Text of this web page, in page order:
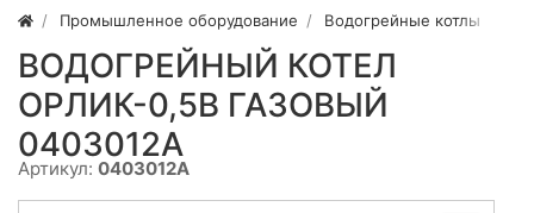
Промышленное оборудование Водогрейные котлы
ВОДОГРЕЙНЫЙ КОТЕЛ
ОРЛИК-0,5В ГАЗОВЫЙ
0403012A
Артикул: 0403012A